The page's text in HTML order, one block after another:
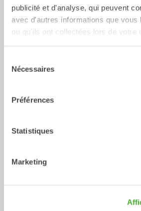
publicité et d'analyse, qui peuvent
avec d'autres informations que vous
ou qu'ils ont collectées lors de votre
Nécessaires
Préférences
Statistiques
Marketing
CUSTOM BUILD
Godets à usage général